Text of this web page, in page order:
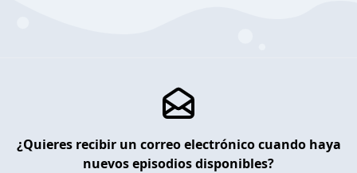
¿Quieres recibir un correo electrónico cuando haya
nuevos episodios disponibles?